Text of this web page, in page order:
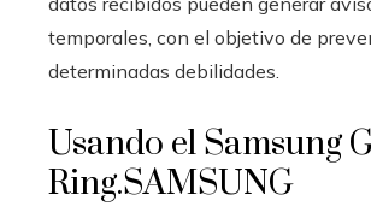
temporales, con el objetivo de
determinadas debilidades.
Usando el Samsung
Ring.SAMSUNG